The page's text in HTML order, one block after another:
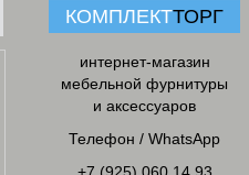
КОМПЛЕКТТОРГ
интернет-магазин
мебельной фурнитуры
и аксессуаров
Телефон / WhatsApp